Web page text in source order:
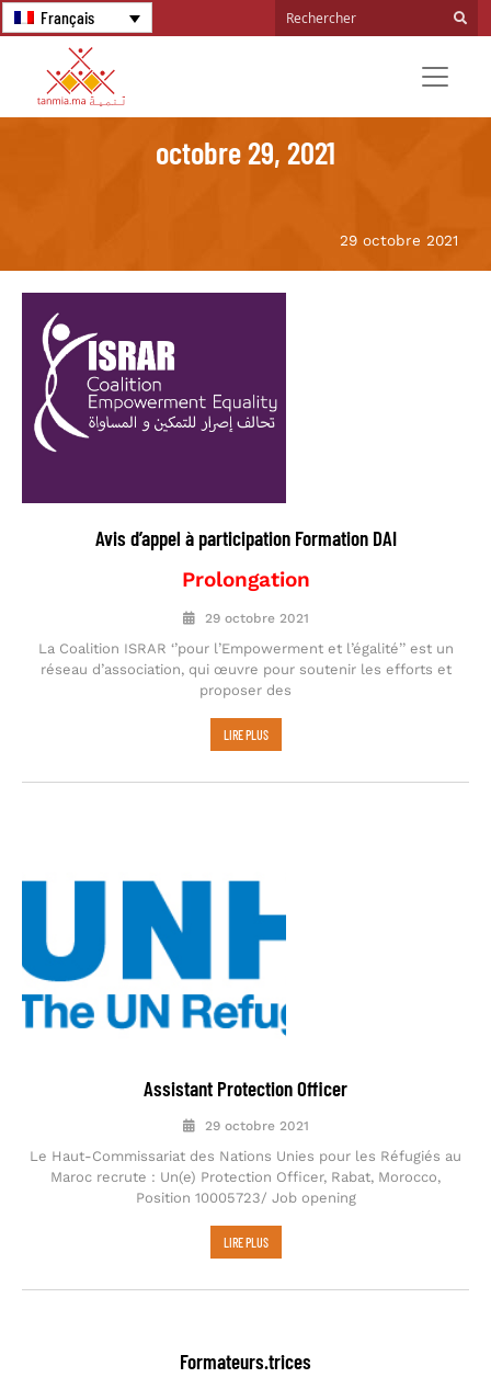
Français
octobre 29, 2021
29 octobre 2021
Avis d’appel à participation Formation DAI
Prolongation
29 octobre 2021
La Coalition ISRAR ‘’pour l’Empowerment et l’égalité’’ est un
réseau d’association, qui œuvre pour soutenir les efforts et
proposer des
LIRE PLUS
Assistant Protection Officer
29 octobre 2021
Le Haut-Commissariat des Nations Unies pour les Réfugiés au
Maroc recrute : Un(e) Protection Officer, Rabat, Morocco,
Position 10005723/ Job opening
LIRE PLUS
Formateurs.trices